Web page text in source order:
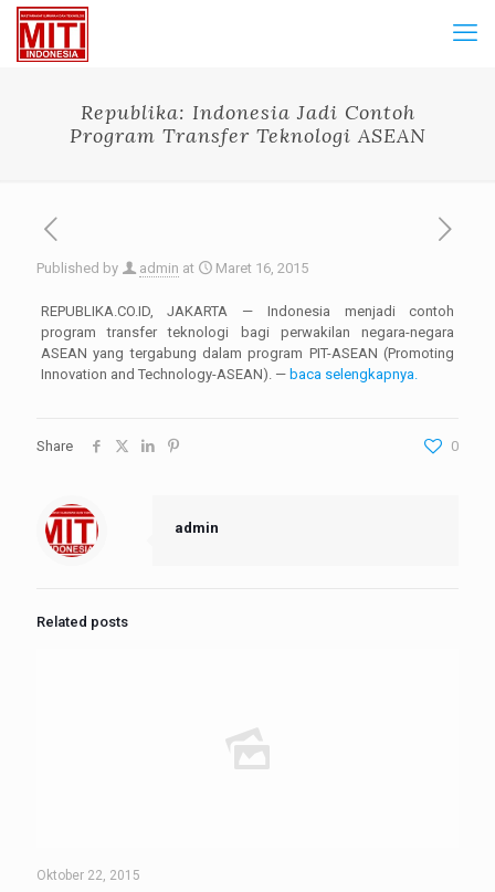
Republika: Indonesia Jadi Contoh
Program Transfer Teknologi ASEAN
Published by admin at Maret 16, 2015
REPUBLIKA.CO.ID, JAKARTA — Indonesia menjadi contoh
program transfer teknologi bagi perwakilan negara-negara
ASEAN yang tergabung dalam program PIT-ASEAN (Promoting
Innovation and Technology-ASEAN). — baca selengkapnya.
Share 0
admin
Related posts
Oktober 22, 2015